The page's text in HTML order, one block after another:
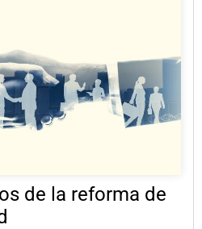
de la reforma de